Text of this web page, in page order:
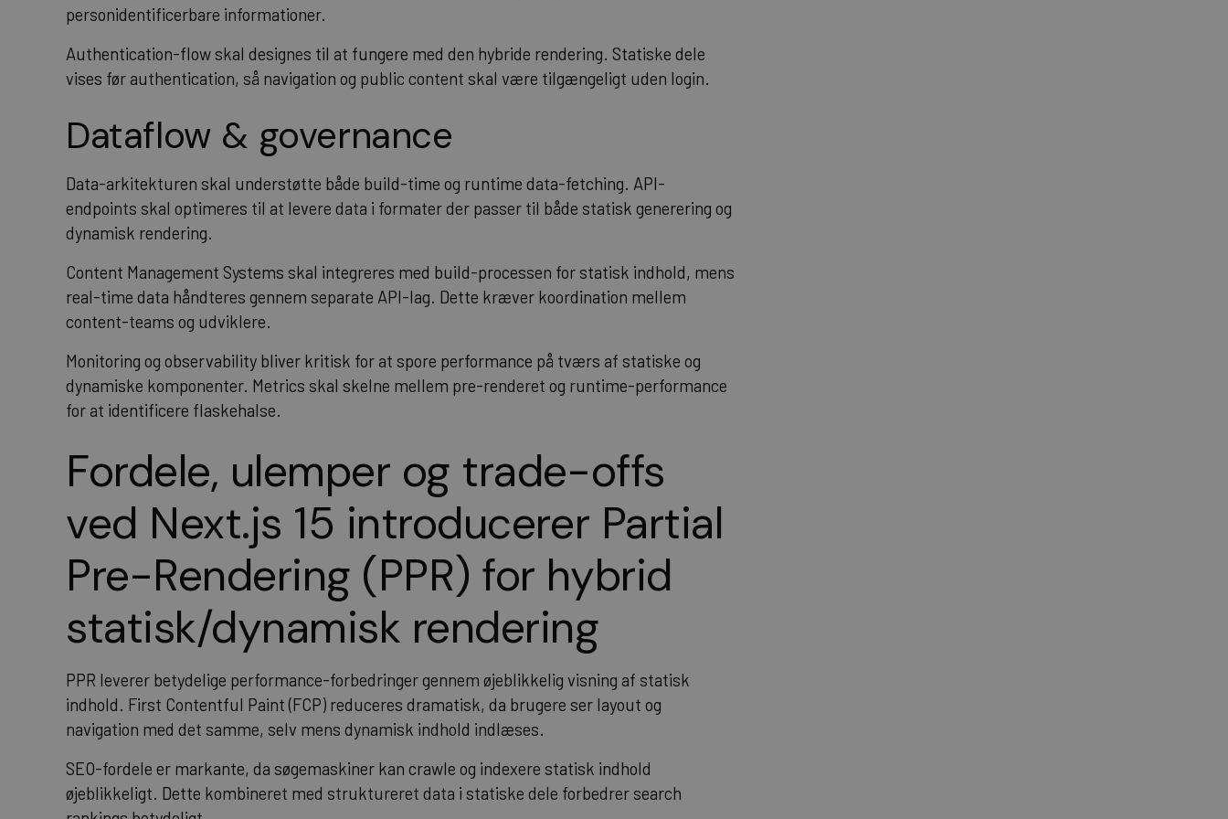
personidentificerbare informationer.
Authentication-flow skal designes til at fungere med den hybride rendering. Statiske dele
vises før authentication, så navigation og public content skal være tilgængeligt uden login.
Dataflow & governance
Data-arkitekturen skal understøtte både build-time og runtime data-fetching. API-
endpoints skal optimeres til at levere data i formater der passer til både statisk generering og
dynamisk rendering.
Content Management Systems skal integreres med build-processen for statisk indhold, mens
real-time data håndteres gennem separate API-lag. Dette kræver koordination mellem
content-teams og udviklere.
Monitoring og observability bliver kritisk for at spore performance på tværs af statiske og
dynamiske komponenter. Metrics skal skelne mellem pre-renderet og runtime-performance
for at identificere flaskehalse.
Fordele, ulemper og trade-offs
ved Next.js 15 introducerer Partial
Pre-Rendering (PPR) for hybrid
statisk/dynamisk rendering
PPR leverer betydelige performance-forbedringer gennem øjeblikkelig visning af statisk
indhold. First Contentful Paint (FCP) reduceres dramatisk, da brugere ser layout og
navigation med det samme, selv mens dynamisk indhold indlæses.
SEO-fordele er markante, da søgemaskiner kan crawle og indexere statisk indhold
øjeblikkeligt. Dette kombineret med struktureret data i statiske dele forbedrer search